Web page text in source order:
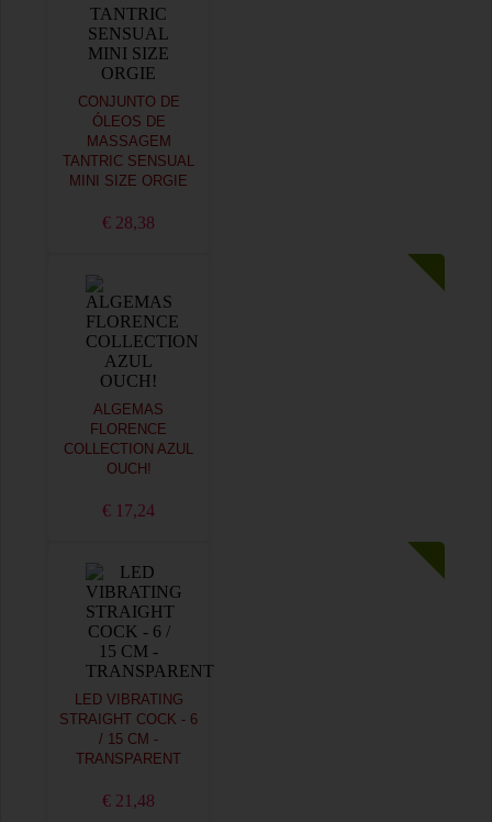
CONJUNTO DE
ÓLEOS DE
MASSAGEM
TANTRIC SENSUAL
MINI SIZE ORGIE
€ 28,38
ALGEMAS
FLORENCE
COLLECTION AZUL
OUCH!
€ 17,24
LED VIBRATING
STRAIGHT COCK - 6
/ 15 CM -
TRANSPARENT
€ 21,48